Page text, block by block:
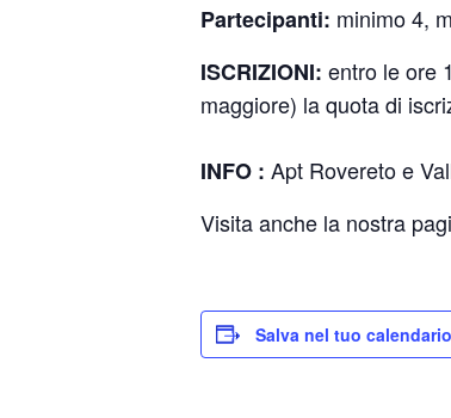
Partecipanti: minimo 4,
ISCRIZIONI: entro le ore
maggiore) la quota di
INFO : Apt Rovereto e
Visita anche la nostra
Salva nel tuo calendario